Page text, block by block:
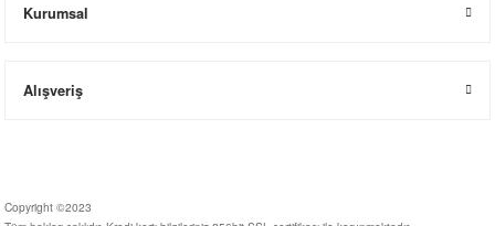
Kurumsal
Alışveriş
Copyright ©2023